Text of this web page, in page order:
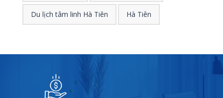
Du lịch tâm linh Hà Tiên Hà Tiên